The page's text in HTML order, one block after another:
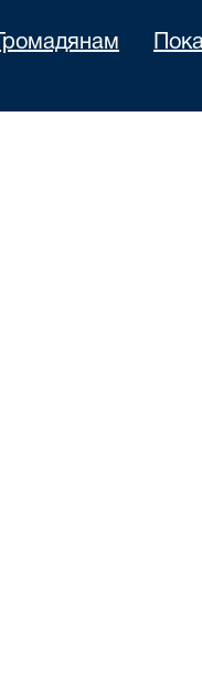
Громадянам